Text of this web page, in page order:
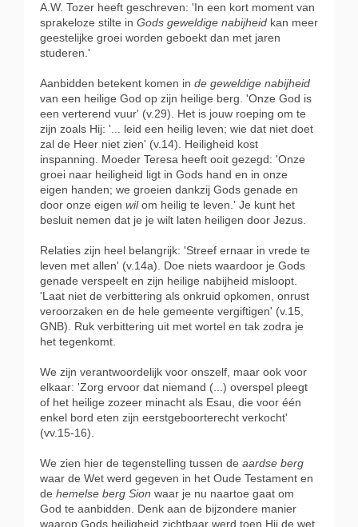
A.W. Tozer heeft geschreven: 'In een kort moment van
sprakeloze stilte in Gods geweldige nabijheid kan meer
geestelijke groei worden geboekt dan met jaren
studeren.'
Aanbidden betekent komen in de geweldige nabijheid
van een heilige God op zijn heilige berg. 'Onze God is
een verterend vuur' (v.29). Het is jouw roeping om te
zijn zoals Hij: '... leid een heilig leven; wie dat niet doet
zal de Heer niet zien' (v.14). Heiligheid kost
inspanning. Moeder Teresa heeft ooit gezegd: 'Onze
groei naar heiligheid ligt in Gods hand en in onze
eigen handen; we groeien dankzij Gods genade en
door onze eigen wilom heilig te leven.' Je kunt het
besluit nemen dat je je wilt laten heiligen door Jezus.
Relaties zijn heel belangrijk: 'Streef ernaar in vrede te
leven met allen' (v.14a). Doe niets waardoor je Gods
genade verspeelt en zijn heilige nabijheid misloopt.
'Laat niet de verbittering als onkruid opkomen, onrust
veroorzaken en de hele gemeente vergiftigen' (v.15,
GNB). Ruk verbittering uit met wortel en tak zodra je
het tegenkomt.
We zijn verantwoordelijk voor onszelf, maar ook voor
elkaar: 'Zorg ervoor dat niemand (...) overspel pleegt
of het heilige zozeer minacht als Esau, die voor één
enkel bord eten zijn eerstgeboorterecht verkocht'
(vv.15-16).
We zien hier de tegenstelling tussen de aardse berg
waar de Wet werd gegeven in het Oude Testament en
de hemelse berg Sion waar je nu naartoe gaat om
God te aanbidden. Denk aan de bijzondere manier
waarop Gods heiligheid zichtbaar werd toen Hij de wet